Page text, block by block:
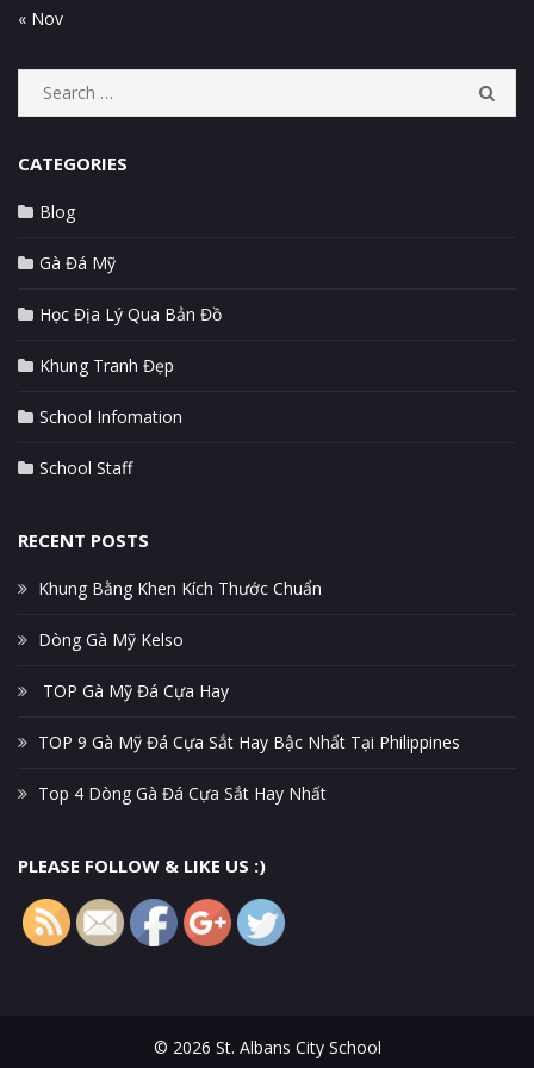
« Nov
e
r
f
r
E
CATEGORIES
Blog
Gà Đá Mỹ
Học Địa Lý Qua Bản Đồ
Khung Tranh Đẹp
School Infomation
School Staff
RECENT POSTS
Khung Bằng Khen Kích Thước Chuẩn
Dòng Gà Mỹ Kelso
TOP Gà Mỹ Đá Cựa Hay
TOP 9 Gà Mỹ Đá Cựa Sắt Hay Bậc Nhất Tại Philippines
Top 4 Dòng Gà Đá Cựa Sắt Hay Nhất
PLEASE FOLLOW & LIKE US :)
vt.org/phan
tinh-dong-
ban-do">
© 2026 St. Albans City School